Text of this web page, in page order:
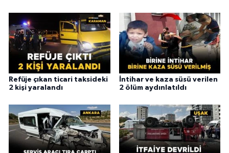
Refüje çıkan ticari taksideki
2 kişi yaralandı
İntihar ve kaza süsü verilen
2 ölüm aydınlatıldı